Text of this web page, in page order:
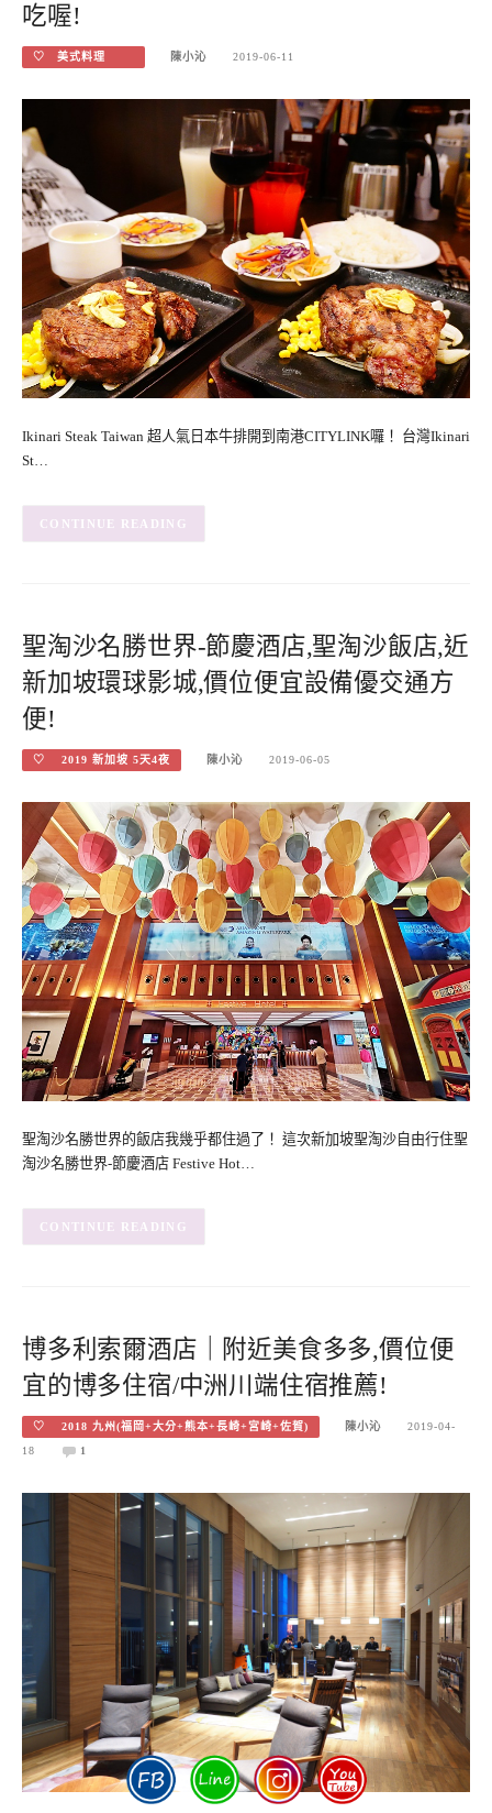
吃喔!
♡ 美式料理 陳小沁 2019-06-11
Ikinari Steak Taiwan 超人氣日本牛排開到南港CITYLINK囉！ 台灣Ikinari
St…
CONTINUE READING
聖淘沙名勝世界-節慶酒店,聖淘沙飯店,近
新加坡環球影城,價位便宜設備優交通方
便!
♡ 2019 新加坡 5天4夜 陳小沁 2019-06-05
聖淘沙名勝世界的飯店我幾乎都住過了！ 這次新加坡聖淘沙自由行住聖
淘沙名勝世界-節慶酒店 Festive Hot…
CONTINUE READING
博多利索爾酒店｜附近美食多多,價位便
宜的博多住宿/中洲川端住宿推薦!
♡ 2018 九州(福岡+大分+熊本+長崎+宮崎+佐賀) 陳小沁
2019-04-
18
1